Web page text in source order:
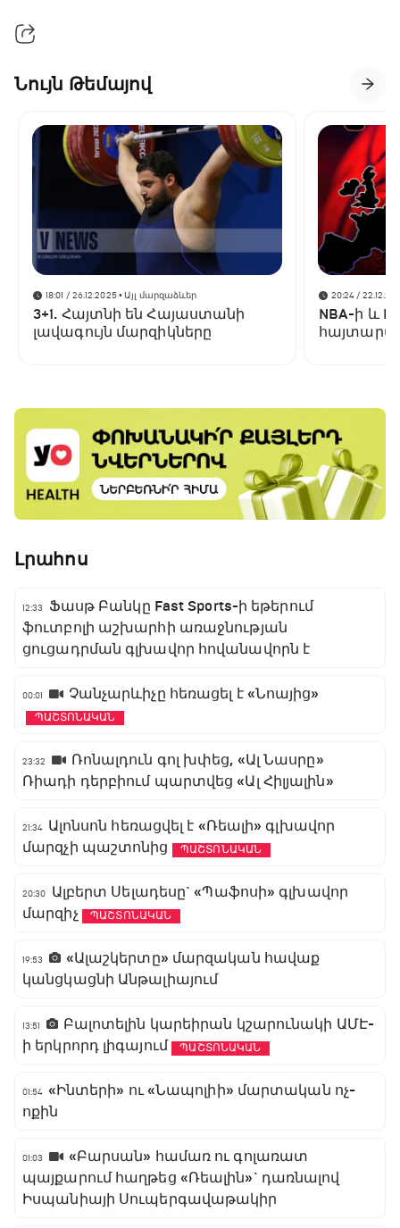
Նույն Թեմայով
18:01 / 26.12.2025• Այլ մարզաձևեր
3+1. Հայտնի են Հայաստանի
լավագույն մարզիկները
20:24 /
NBA-ի և
Լրահոս
12:33
Ֆասթ Բանկը Fast Sports-ի եթերում
ֆուտբոլի աշխարհի առաջնության
ցուցադրման գլխավոր հովանավորն է
00:01 Չանչարևիչը հեռացել է «Նոայից»
ՊԱՇՏՈՆԱԿԱՆ
23:32
Ռոնալդուն գոլ խփեց, «Ալ Նասրը»
Ռիադի դերբիում պարտվեց «Ալ Հիլյալին»
21:34 Ալոնսոն հեռացվել է «Ռեալի» գլխավոր
մարզչի պաշտոնից
ՊԱՇՏՈՆԱԿԱՆ
20:30
Ալբերտ Սելադեսը` «Պաֆոսի» գլխավոր
մարզիչ
ՊԱՇՏՈՆԱԿԱՆ
19:53
«Ալաշկերտը» մարզական հավաք
կանցկացնի Անթալիայում
13:51
Բալոտելին կարեիրան կշարունակի ԱՄԷ-
ի երկրորդ լիգայում
ՊԱՇՏՈՆԱԿԱՆ
01:54 «Ինտերի» ու «Նապոլիի» մարտական ոչ-
ոքին
01:03
«Բարսան» համառ ու գոլառատ
պայքարում հաղթեց «Ռեալին»` դառնալով
Իսպանիայի Սուպերգավաթակիր